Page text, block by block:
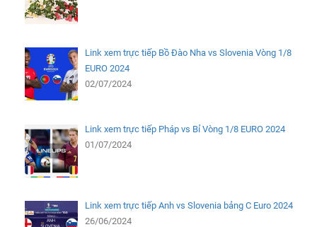
Link xem trực tiếp Bồ Đào Nha vs Slovenia Vòng 1/8
EURO 2024
02/07/2024
Link xem trực tiếp Pháp vs Bỉ Vòng 1/8 EURO 2024
01/07/2024
Link xem trực tiếp Anh vs Slovenia bảng C Euro 2024
26/06/2024